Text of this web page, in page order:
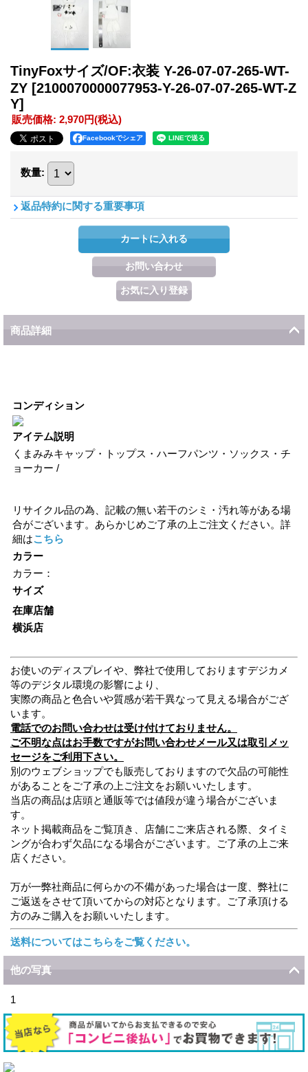
TinyFoxサイズ/OF:衣装 Y-26-07-07-265-WT-
ZY [2100070000077953-Y-26-07-07-265-WT-Z
Y]
販売価格: 2,970円(税込)
Facebookでシェア
数量:
返品特約に関する重要事項
商品詳細
コンディション
アイテム説明
くまみみキャップ・トップス・ハーフパンツ・ソックス・チ
ョーカー /
リサイクル品の為、記載の無い若干のシミ・汚れ等がある場
合がございます。あらかじめご了承の上ご注文ください。詳
細はこちら
カラー
カラー：
サイズ
在庫店舗
横浜店
お使いのディスプレイや、弊社で使用しておりますデジカメ
等のデジタル環境の影響により、
実際の商品と色合いや質感が若干異なって見える場合がござ
います。
電話でのお問い合わせは受け付けておりません。
ご不明な点はお手数ですがお問い合わせメール又は取引メッ
セージをご利用下さい。
別のウェブショップでも販売しておりますので欠品の可能性
があることをご了承の上ご注文をお願いいたします。
当店の商品は店頭と通販等では値段が違う場合がございま
す。
ネット掲載商品をご覧頂き、店舗にご来店される際、タイミ
ングが合わず欠品になる場合がございます。ご了承の上ご来
店ください。
万が一弊社商品に何らかの不備があった場合は一度、弊社に
ご返送をさせて頂いてからの対応となります。ご了承頂ける
方のみご購入をお願いいたします。
送料についてはこちらをご覧ください。
他の写真
1